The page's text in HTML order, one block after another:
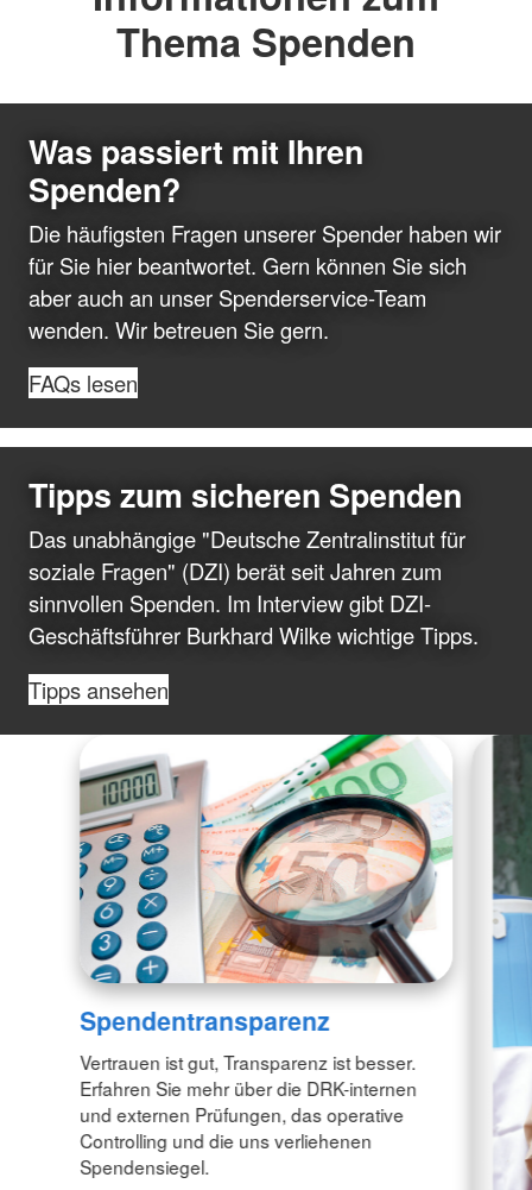
Thema Spenden
Was passiert mit Ihren
Spenden?
Die häufigsten Fragen unserer Spender haben wir
für Sie hier beantwortet. Gern können Sie sich
aber auch an unser Spenderservice-Team
wenden. Wir betreuen Sie gern.
FAQs lesen
Tipps zum sicheren Spenden
Das unabhängige "Deutsche Zentralinstitut für
soziale Fragen" (DZI) berät seit Jahren zum
sinnvollen Spenden. Im Interview gibt DZI-
Geschäftsführer Burkhard Wilke wichtige Tipps.
Tipps ansehen
Spendentransparenz
Vertrauen ist gut, Transparenz ist besser.
Erfahren Sie mehr über die DRK-internen
und externen Prüfungen, das operative
Controlling und die uns verliehenen
Spendensiegel.